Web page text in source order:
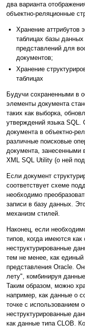
два варианта
объектно-реляционные
Хранение аттрибутов
таблицах базы
представлений для
документов;
Хранение
таблицах
Будучи сохраненными в
элементы документа
таких как выборка,
утверждений языка SQL.
документа в объектно-
различные поисковые
документа, занесенными
XML SQL Utility (о ней
Если документ
соответствует схеме
необходимо
записи в базу данных.
механизм стилей.
Наконец, если
типов, когда имеются как
неструктурированные
тем не менее, как единый
представления Oracle.
лету", комбинируя
Таким образом, можно
например, как данные о
точке с использованием
неструктурированные
как данные типа CLOB.